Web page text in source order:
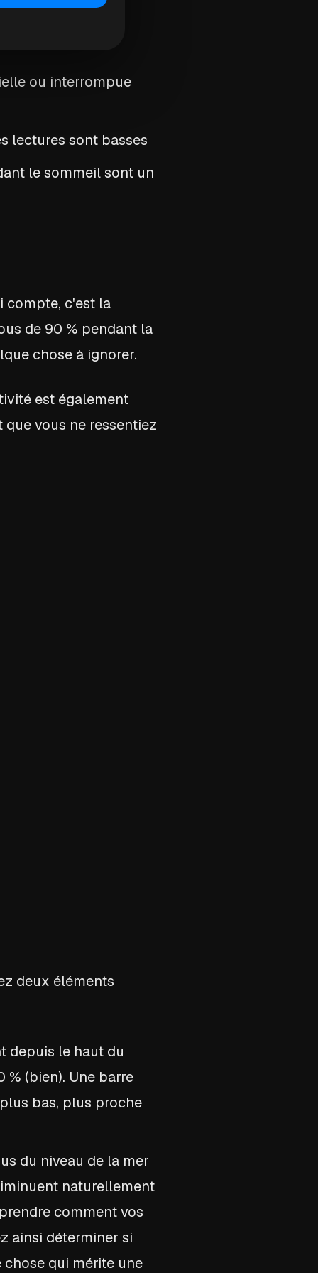
ou interrompue
lectures sont basses
le sommeil sont un
compte, c'est la
de 90 % pendant la
chose à ignorer.
est également
vous ne ressentiez
deux éléments
depuis le haut du
% (bien). Une barre
bas, plus proche
du niveau de la mer
naturellement
comment vos
ainsi déterminer si
qui mérite une